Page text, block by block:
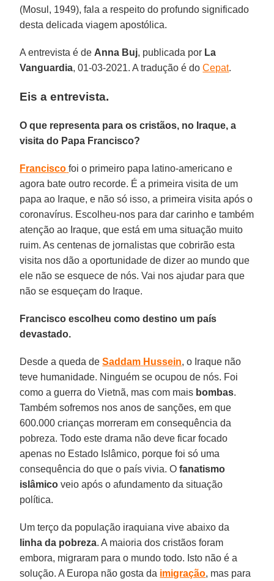
(Mosul, 1949), fala a respeito do profundo significado
desta delicada viagem apostólica.
A entrevista é de Anna Buj, publicada por La
Vanguardia, 01-03-2021. A tradução é doCepat.
Eis a entrevista.
O que representa para os cristãos, no Iraque, a
visita do Papa Francisco?
Francisco foi o primeiro papa latino-americano e
agora bate outro recorde. É a primeira visita de um
papa ao Iraque, e não só isso, a primeira visita após o
coronavírus. Escolheu-nos para dar carinho e também
atenção ao Iraque, que está em uma situação muito
ruim. As centenas de jornalistas que cobrirão esta
visita nos dão a oportunidade de dizer ao mundo que
ele não se esquece de nós. Vai nos ajudar para que
não se esqueçam do Iraque.
Francisco escolheu como destino um país
devastado.
Desde a queda deSaddam Hussein, o Iraque não
teve humanidade. Ninguém se ocupou de nós. Foi
como a guerra do Vietnã, mas com mais bombas.
Também sofremos nos anos de sanções, em que
600.000 crianças morreram em consequência da
pobreza. Todo este drama não deve ficar focado
apenas no Estado Islâmico, porque foi só uma
consequência do que o país vivia. Ofanatismo
islâmico veio após o afundamento da situação
política.
Um terço da população iraquiana vive abaixo da
linha da pobreza. A maioria dos cristãos foram
embora, migraram para o mundo todo. Isto não é a
solução. A Europa não gosta da imigração, mas para